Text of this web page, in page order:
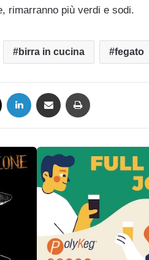
rimarranno più verdi e sodi.
birra in cucina fegato
LinkedIn Condividi via mail